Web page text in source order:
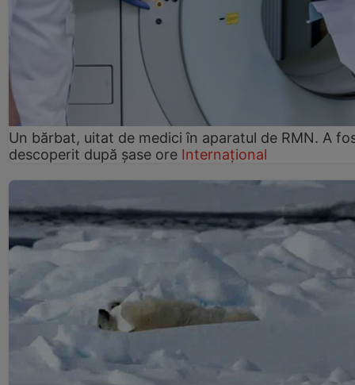
Un bărbat, uitat de medici în aparatul de RMN. A
descoperit după șase ore Internațional